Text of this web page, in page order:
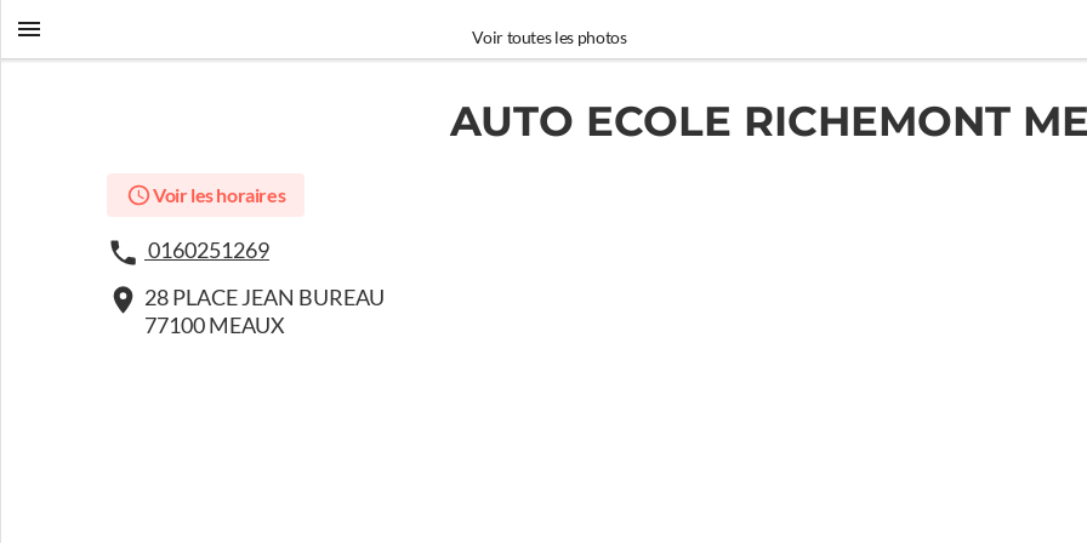
Voir toutes les photos
AUTO ECOLE RICHEMONT
Voir les horaires
0160251269
28 PLACE JEAN BUREAU
77100 MEAUX